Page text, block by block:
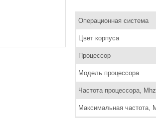
Операционная система
Цвет корпуса
Процессор
Модель процессора
Частота процессора, Mhz
Максимальная частота,